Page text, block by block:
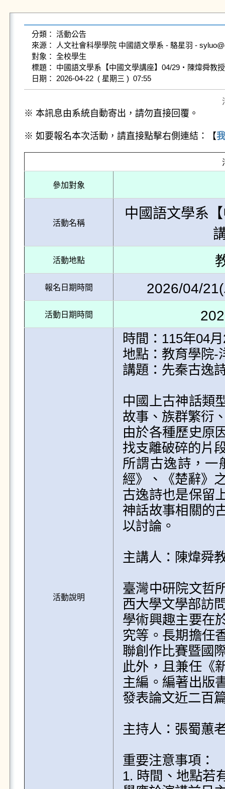
分類： 活動公告
來源： 人文社會科學學院 中國語文學系 - 駱星羽 -
對象： 全校學生
標題： 中國語文學系【中國文學講座】04/29‧陳煒舜教
日期： 2026-04-22  ( 星期三 )  07:55
※ 本訊息由系統自動寄出，請勿直接回覆。
※ 如要報名本次活動，請直接點擊右側連結：【
參加對象
活動名稱
中國語文學系
活動地點
報名日期時間 2026/04/
活動日期時間
活動說明
時間：115年04
地點：教育學院-
講題：先秦古逸
中國上古神話類
故事、族群繁衍
由於各種歷史原
找支離破碎的片
所謂古逸詩，一
經》、《楚辭》
古逸詩也是保留
神話故事相關的
以討論。
主講人：陳煒舜
臺灣中研院文哲
西大學文學部訪
學術興趣主要在
究等。長期擔任
聯創作比賽暨國
此外，且兼任《
主編。編著出版
發表論文近二百
主持人：張蜀蕙
重要注意事項：
1. 時間、地點若